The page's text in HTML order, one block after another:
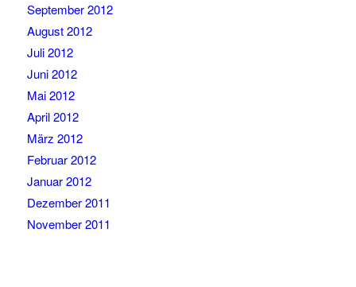
September 2012
August 2012
Juli 2012
Juni 2012
Mai 2012
April 2012
März 2012
Februar 2012
Januar 2012
Dezember 2011
November 2011